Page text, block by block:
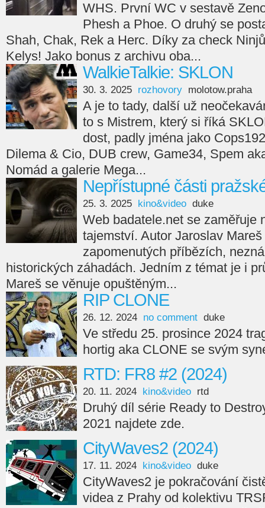
WHS. První WC v sestavě
Phesh a Phoe. O druhý se
Shah, Chak, Rek a Herc. Díky za check
Kelys! Jako bonus z archivu oba...
WalkieTalkie: SKLON
30. 3. 2025 rozhovory molotow.praha
A je to tady, další už
to s Mistrem, který si říká
dost, padly jména jako
Dilema & Cio, DUB crew, Game34, Spem
Nomád a galerie Mega...
Nepřístupné části
25. 3. 2025 kino&video duke
Web badatele.net se zaměřuje
tajemství. Autor Jaroslav
zapomenutých příbězích,
historických záhadách. Jedním z témat je i
Mareš se věnuje opuštěným...
RIP CLONE
26. 12. 2024 no comment duke
Ve středu 25. prosince 2024
hortig aka CLONE se svým
RTD: FR8 #2 (2024)
20. 11. 2024 kino&video rtd
Druhý díl série Ready to
2021 najdete zde.
CityWaves2 (2024)
17. 11. 2024 kino&video duke
CityWaves2 je pokračování
videa z Prahy od kolektivu